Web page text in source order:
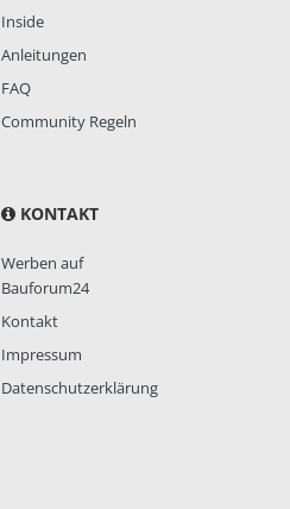
Inside
Anleitungen
FAQ
Community Regeln
KONTAKT
Werben auf
Bauforum24
Kontakt
Impressum
Datenschutzerklärung